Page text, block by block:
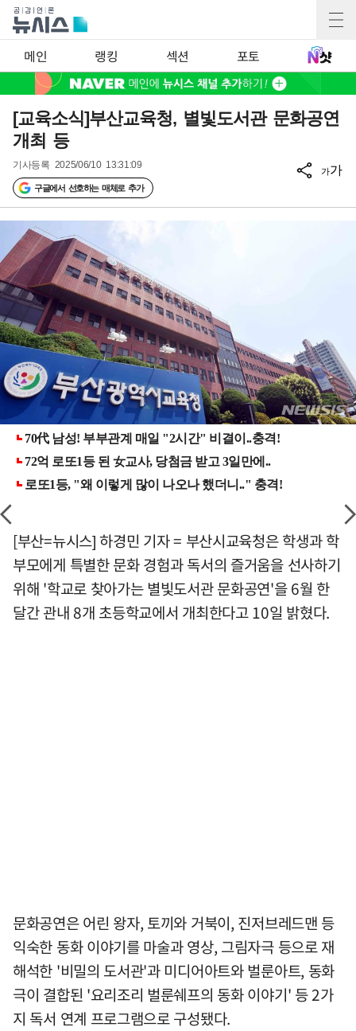
메인 랭킹 섹션 포토
[교육소식]부산교육청, 별빛도서관 문화공연
개최 등
기사등록 2025/06/10 13:31:09
구글에서 선호하는 매체로 추가
가가
[부산=뉴시스] 하경민 기자 = 부산시교육청은 학생과 학
부모에게 특별한 문화 경험과 독서의 즐거움을 선사하기
위해 '학교로 찾아가는 별빛도서관 문화공연'을 6월 한
달간 관내 8개 초등학교에서 개최한다고 10일 밝혔다.
문화공연은 어린 왕자, 토끼와 거북이, 진저브레드맨 등
익숙한 동화 이야기를 마술과 영상, 그림자극 등으로 재
해석한 '비밀의 도서관'과 미디어아트와 벌룬아트, 동화
극이 결합된 '요리조리 벌룬쉐프의 동화 이야기' 등 2가
지 독서 연계 프로그램으로 구성됐다.